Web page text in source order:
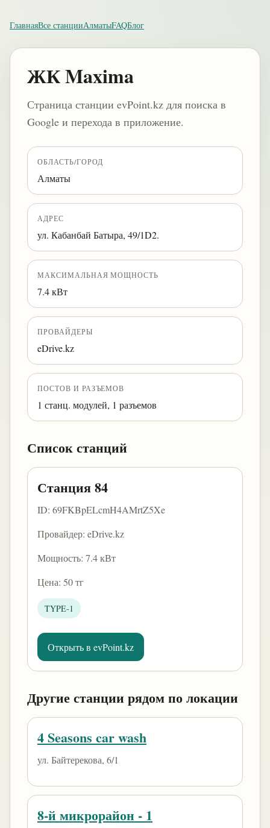
ГлавнаяВсе станцииАлматыFAQБлог
ЖК Maxima
Страница станции evPoint.kz для поиска в
Google и перехода в приложение.
ОБЛАСТЬ/ГОРОД
Алматы
АДРЕС
ул. Кабанбай Батыра, 49/1D2.
МАКСИМАЛЬНАЯ МОЩНОСТЬ
7.4 кВт
ПРОВАЙДЕРЫ
eDrive.kz
ПОСТОВ И РАЗЪЕМОВ
1 станц. модулей, 1 разъемов
Список станций
Станция 84
ID: 69FKBpELcmH4AMrtZ5Xe
Провайдер: eDrive.kz
Мощность: 7.4 кВт
Цена: 50 тг
TYPE-1
Открыть в evPoint.kz
Другие станции рядом по локации
4 Seasons car wash
ул. Байтерекова, 6/1
8-й микрорайон - 1